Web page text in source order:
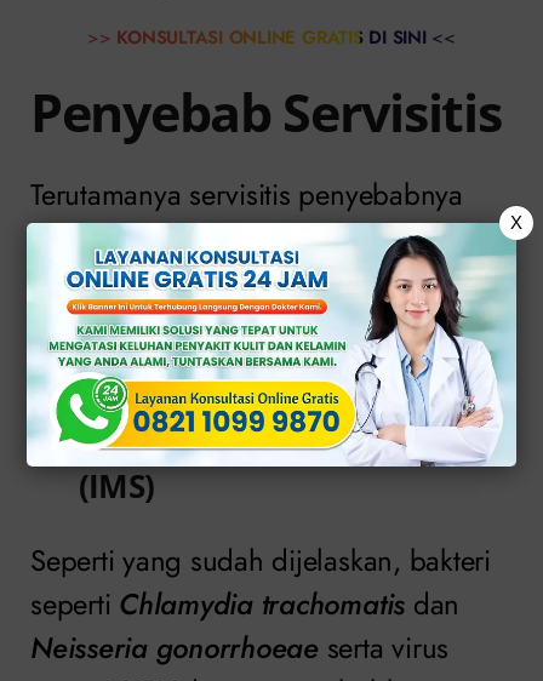
>> KONSULTASI ONLINE GRATIS DI SINI <<
Penyebab Servisitis
Terutamanya servisitis penyebabnya
oleh berbagai faktor, termasuk infeksi
bakteri, virus atau jamur. Beberapa
faktor risiko yang dapat memicu
servisitis meliputi:
Infeksi menular seksual
(IMS)
Seperti yang sudah dijelaskan, bakteri
seperti Chlamydia trachomatis dan
Neisseria gonorrhoeaeserta virus
X